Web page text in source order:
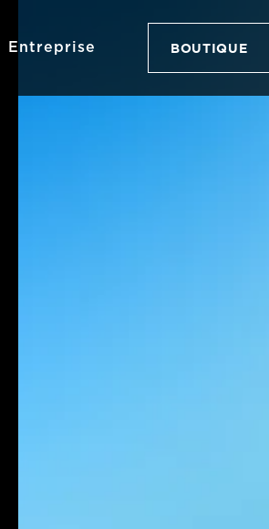
Entreprise BOUTIQUE